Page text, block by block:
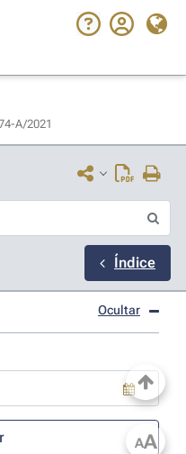
A/2021
Índice
Ocultar
AA